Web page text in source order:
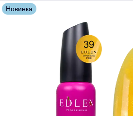
Новинка